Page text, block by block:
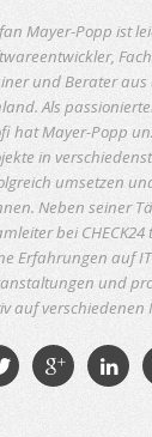
Mayer-Popp ist
und Berater
Als
hat Mayer-Popp
in
umsetzen
Neben seiner
bei
Erfahrungen auf
und
auf verschiedenen